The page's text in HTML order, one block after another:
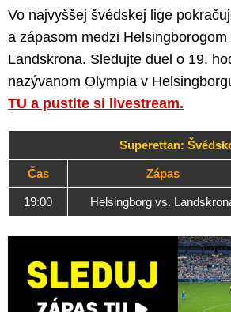
Vo najvyššej švédskej lige
a zápasom medzi Helsingborogom
Landskrona. Sledujte duel o 19.
nazývanom Olympia v
TU a pustite si livestream.
Superettan:
Čas Zápas
19:00 Helsingborg vs.